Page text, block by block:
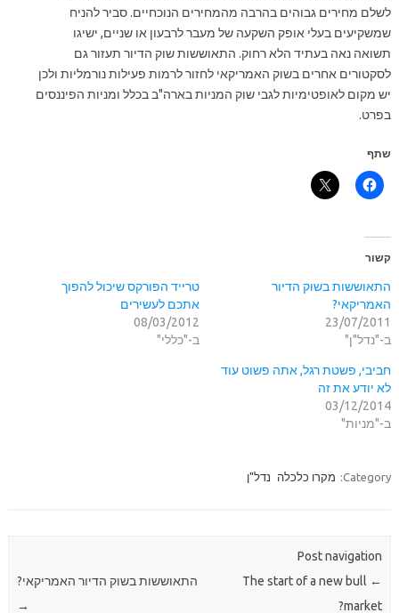
לשלם מחירים גבוהים בהרבה מהמחירים הנוכחיים. סביר להניח
שמשקיעים בעלי אופק השקעה של מעבר לרבעון או שניים, ישיגו
תשואה נאה בעתיד הלא רחוק. התאוששות שוק הדיור תעזור גם
לסקטורים אחרים בשוק האמריקאי לחזור לרמות פעילות נורמליות ולכן
יש מקום לאופטימיות לגבי שוק המניות בארה"ב בכלל ומניות הפיננסים
בפרט.
שתף
קשור
התאוששות בשוק הדיור
האמריקאי?
23/07/2011
ב-"נדל"ן"
טרייד הפורקס שיכול להפוך
אתכם לעשירים
08/03/2012
ב-"כללי"
חביבי, פשטת רגל, אתה פשוט עוד
לא יודע את זה
03/12/2014
ב-"מניות"
Category: מקרו כלכלה נדל"ן
Post navigation
←
The start of a new bull
market?
התאוששות בשוק הדיור האמריקאי?
→